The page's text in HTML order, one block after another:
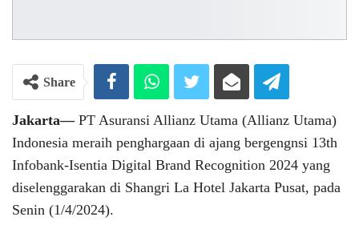
Share
Jakarta— PT Asuransi Allianz Utama (Allianz Utama)
Indonesia meraih penghargaan di ajang bergengnsi 13th
Infobank-Isentia Digital Brand Recognition 2024 yang
diselenggarakan di Shangri La Hotel Jakarta Pusat, pada
Senin (1/4/2024).